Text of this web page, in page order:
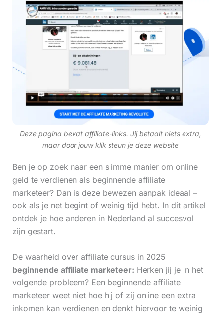
Deze pagina bevat affiliate-links. Jij betaalt niets extra,
maar door jouw klik steun je deze website
Ben je op zoek naar een slimme manier om online
geld te verdienen als beginnende affiliate
marketeer? Dan is deze bewezen aanpak ideaal –
ook als je net begint of weinig tijd hebt. In dit artikel
ontdek je hoe anderen in Nederland al succesvol
zijn gestart.
De waarheid over affiliate cursus in 2025
beginnende affiliate marketeer: Herken jij je in het
volgende probleem? Een beginnende affiliate
marketeer weet niet hoe hij of zij online een extra
inkomen kan verdienen en denkt hiervoor te weinig